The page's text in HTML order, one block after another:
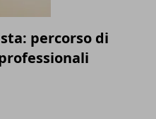
percorso di